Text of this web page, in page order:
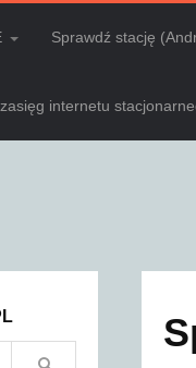
Sprawdź stację
internetu